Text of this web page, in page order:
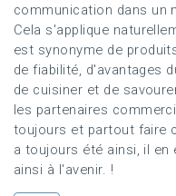
communication dans un
Cela s'applique
est synonyme de
de fiabilité, d'avantages
de cuisiner et de
les partenaires
toujours et partout faire
a toujours été ainsi, il en
ainsi à l'avenir. !